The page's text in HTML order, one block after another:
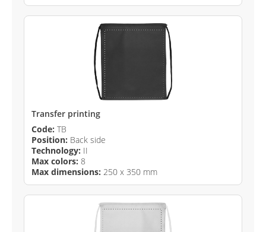
Transfer printing
Code: TB
Position: Back side
Technology: II
Max colors: 8
Max dimensions: 250 x 350 mm